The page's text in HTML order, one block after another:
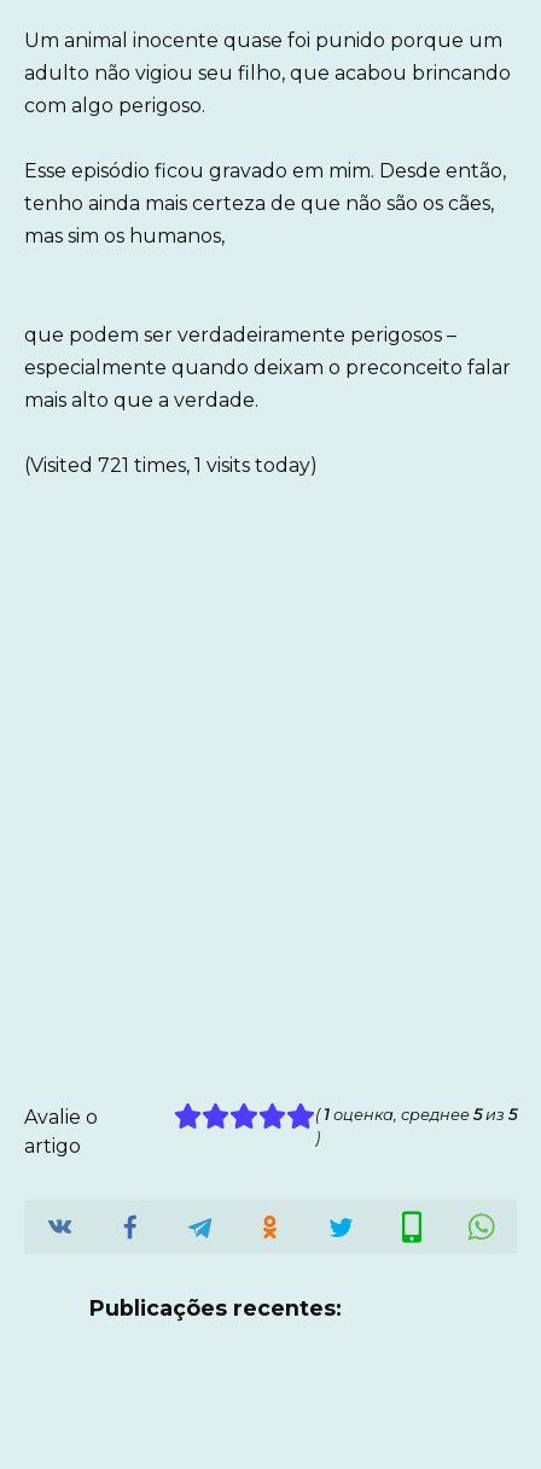
Um animal inocente quase foi punido porque um
adulto não vigiou seu filho, que acabou brincando
com algo perigoso.
Esse episódio ficou gravado em mim. Desde então,
tenho ainda mais certeza de que não são os cães,
mas sim os humanos,
que podem ser verdadeiramente perigosos –
especialmente quando deixam o preconceito falar
mais alto que a verdade.
(Visited 721 times, 1 visits today)
Avalie o
artigo
( 1оценка, среднее 5из 5
)
Publicações recentes: